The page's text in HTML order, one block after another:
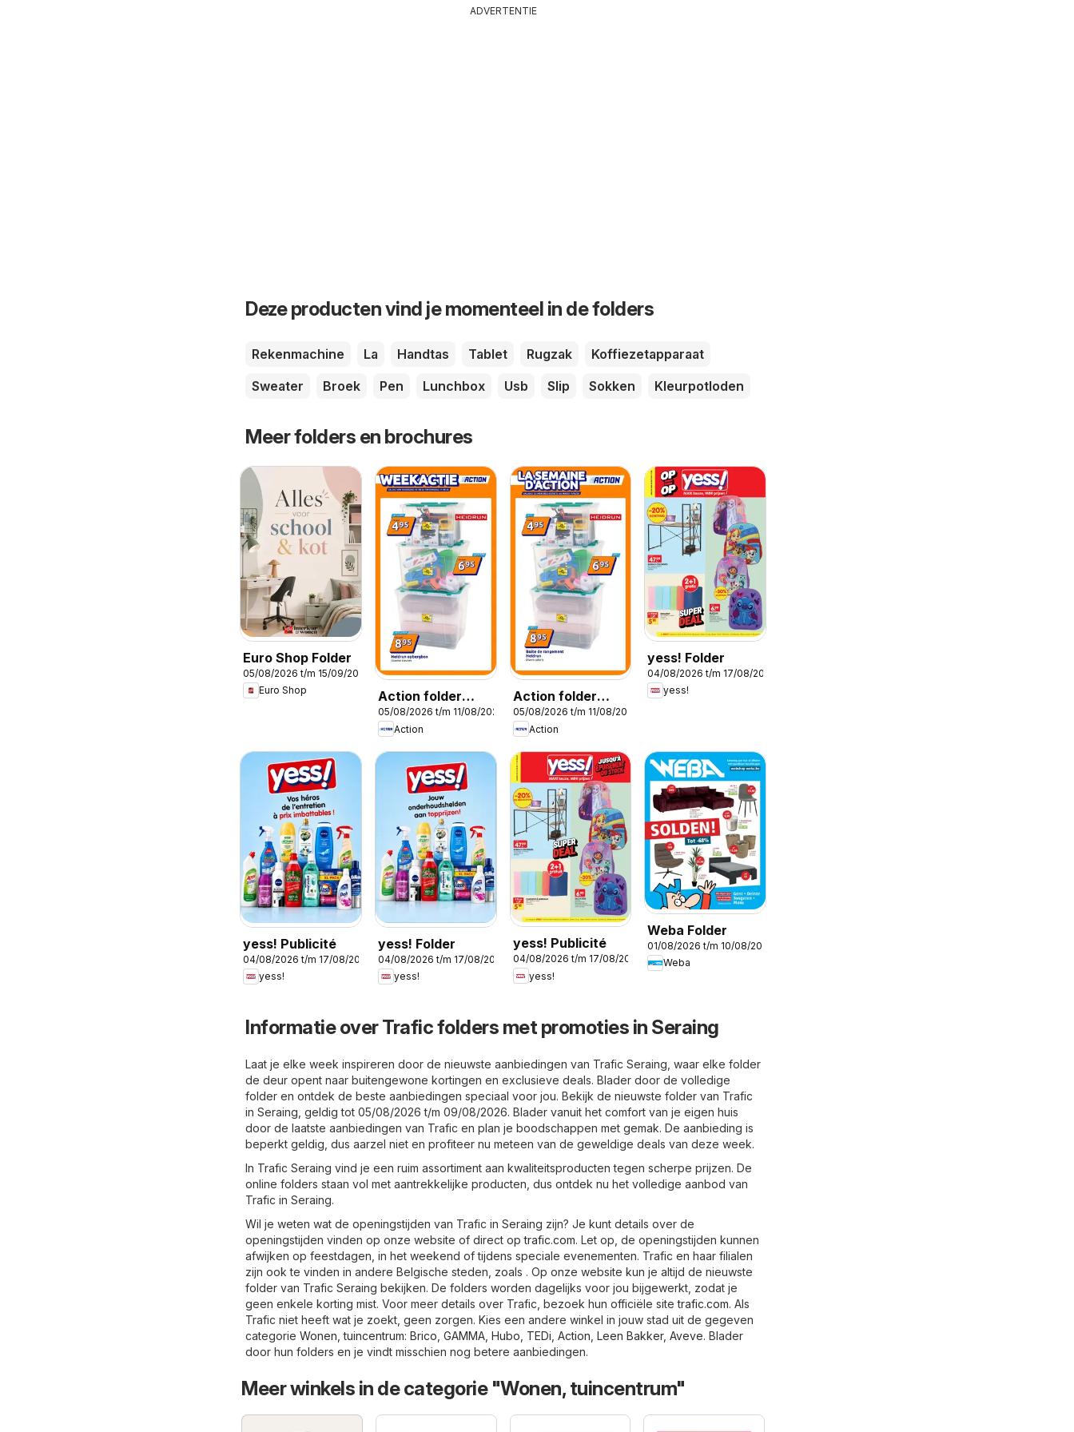
ADVERTENTIE
Deze producten vind je momenteel in de folders
Rekenmachine La Handtas Tablet Rugzak
Koffiezetapparaat
Sweater
Broek Pen Lunchbox Usb Slip Sokken Kleurpotloden
Meer folders en brochures
Euro Shop Folder
05/08/2026 t/m 15/09/2026
Euro Shop
Action folder
week 32
05/08/2026 t/m 11/08/2026
Action
Action folder
semaine 32
05/08/2026 t/m 11/08/2026
Action
yess! Folder
04/08/2026 t/m 17/08/2026
yess!
yess! Publicité
04/08/2026 t/m 17/08/2026
yess!
yess! Folder
04/08/2026 t/m 17/08/2026
yess!
yess! Publicité
04/08/2026 t/m 17/08/2026
yess!
Weba Folder
01/08/2026 t/m 10/08/2026
Weba
Informatie over Trafic folders met promoties in Seraing
Laat je elke week inspireren door de nieuwste aanbiedingen van Trafic Seraing, waar elke folder
de deur opent naar buitengewone kortingen en exclusieve deals. Blader door de volledige
folder en ontdek de beste aanbiedingen speciaal voor jou. Bekijk de nieuwste folder van Trafic
in Seraing, geldig tot 05/08/2026 t/m 09/08/2026. Blader vanuit het comfort van je eigen huis
door de laatste aanbiedingen van Trafic en plan je boodschappen met gemak. De aanbieding is
beperkt geldig, dus aarzel niet en profiteer nu meteen van de geweldige deals van deze week.
In Trafic Seraing vind je een ruim assortiment aan kwaliteitsproducten tegen scherpe prijzen. De
online folders staan vol met aantrekkelijke producten, dus ontdek nu het volledige aanbod van
Trafic in Seraing.
Wil je weten wat de openingstijden van Trafic in Seraing zijn? Je kunt details over de
openingstijden vinden op onze website of direct optrafic.com. Let op, de openingstijden kunnen
afwijken op feestdagen, in het weekend of tijdens speciale evenementen. Trafic en haar filialen
zijn ook te vinden in andere Belgische steden, zoals . Op onze website kun je altijd de nieuwste
folder van Trafic Seraing bekijken. De folders worden dagelijks voor jou bijgewerkt, zodat je
geen enkele korting mist. Voor meer details over Trafic, bezoek hun officiële sitetrafic.com. Als
Trafic niet heeft wat je zoekt, geen zorgen. Kies een andere winkel in jouw stad uit de gegeven
categorie Wonen, tuincentrum: Brico GAMMA Hubo TEDi Action Leen Bakker, Aveve. Blader
door hun folders en je vindt misschien nog betere aanbiedingen.
Meer winkels in de categorie "Wonen, tuincentrum"